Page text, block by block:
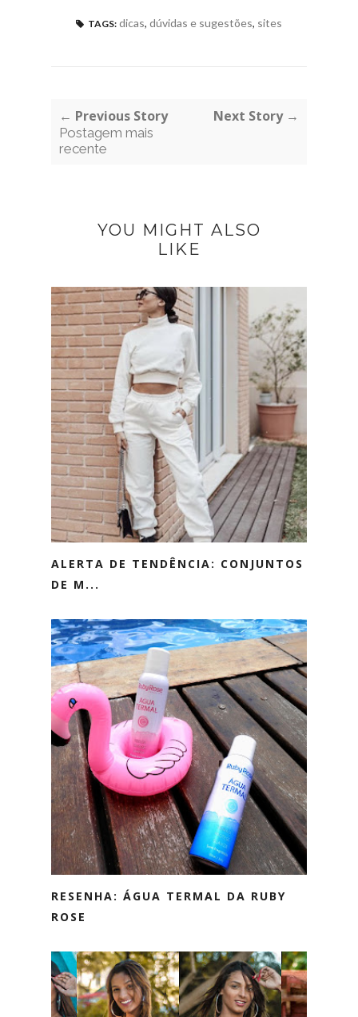
TAGS: dicas, dúvidas e sugestões, sites
← Previous Story
Postagem mais
recente
Next Story →
YOU MIGHT ALSO
LIKE
ALERTA DE TENDÊNCIA: CONJUNTOS
DE M...
RESENHA: ÁGUA TERMAL DA RUBY
ROSE